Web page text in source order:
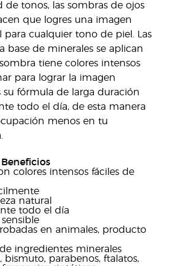
de tonos, las sombras de ojos
que logres una imagen
para cualquier tono de piel. Las
base de minerales se aplican
tiene colores intensos
para lograr la imagen
su fórmula de larga duración
todo el día, de esta manera
menos en tu
colores intensos fáciles de
natural
todo el día
en animales, producto
ingredientes minerales
bismuto, parabenos, ftalatos,